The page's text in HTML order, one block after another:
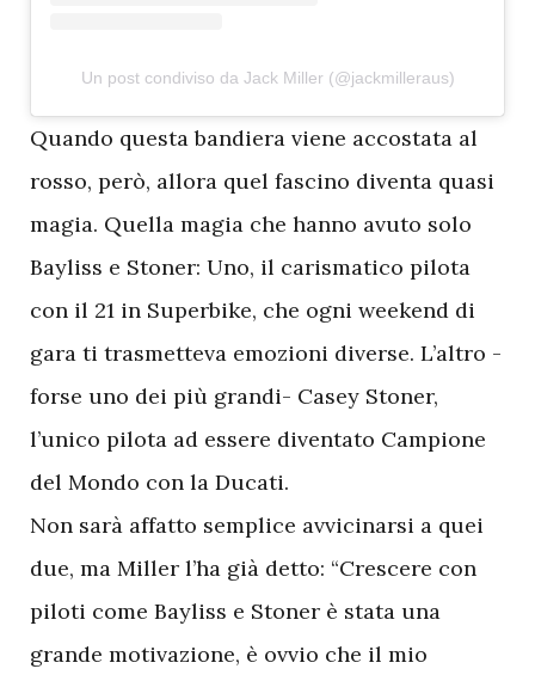
Un post condiviso da Jack Miller (@jackmilleraus)
Quando questa bandiera viene accostata al
rosso, però, allora quel fascino diventa quasi
magia. Quella magia che hanno avuto solo
Bayliss e Stoner: Uno, il carismatico pilota
con il 21 in Superbike, che ogni weekend di
gara ti trasmetteva emozioni diverse. L’altro -
forse uno dei più grandi- Casey Stoner,
l’unico pilota ad essere diventato Campione
del Mondo con la Ducati.
Non sarà affatto semplice avvicinarsi a quei
due, ma Miller l’ha già detto: “Crescere con
piloti come Bayliss e Stoner è stata una
grande motivazione, è ovvio che il mio